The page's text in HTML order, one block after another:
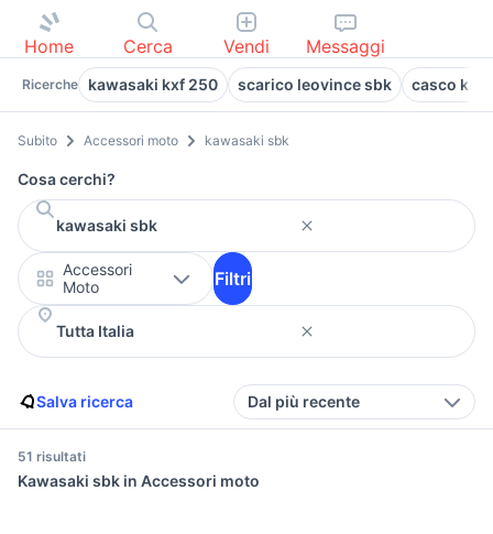
Home Cerca Vendi Messaggi
Ricerche kawasaki kxf 250 scarico leovince sbk casco
Subito Accessori moto kawasaki sbk
Cosa cerchi?
Accessori
Moto
Filtri
Salva ricerca Dal più recente
51 risultati
Kawasaki sbk in Accessori moto